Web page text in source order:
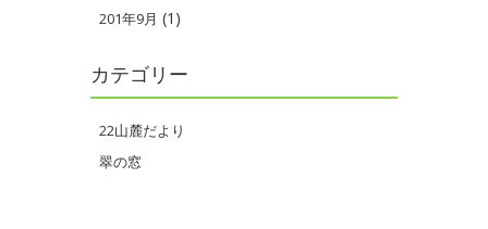
201年9月 (1)
カテゴリー
22山麓だより
翠の窓